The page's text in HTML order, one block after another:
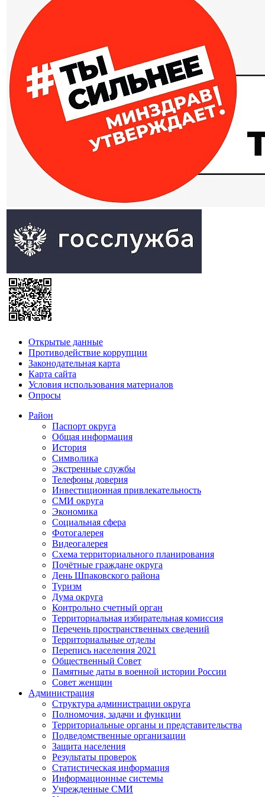
Открытые данные
Противодействие коррупции
Законодательная карта
Карта сайта
Условия использования материалов
Опросы
Район
Паспорт округа
Общая информация
История
Символика
Экстренные службы
Телефоны доверия
Инвестиционная привлекательность
СМИ округа
Экономика
Социальная сфера
Фотогалерея
Видеогалерея
Схема территориального планирования
Почётные граждане округа
День Шпаковского района
Туризм
Дума округа
Контрольно счетный орган
Территориальная избирательная комиссия
Перечень пространственных сведений
Территориальные отделы
Перепись населения 2021
Общественный Совет
Памятные даты в военной истории России
Совет женщин
Администрация
Структура администрации округа
Полномочия, задачи и функции
Территориальные органы и представительства
Подведомственные организации
Защита населения
Результаты проверок
Статистическая информация
Информационные системы
Учрежденные СМИ